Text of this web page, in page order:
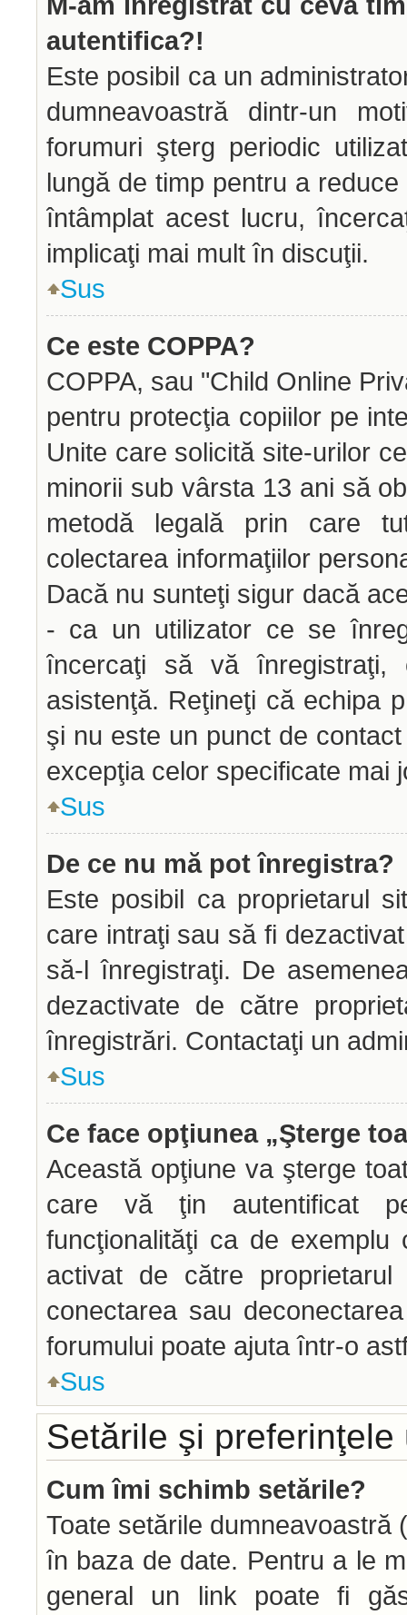
autentifica?!
Este posibil ca un
dumneavoastră dintr-un
forumuri şterg periodic
lungă de timp pentru a
întâmplat acest lucru,
implicaţi mai mult în discuţii.
Sus
Ce este COPPA?
COPPA, sau "Child Online
pentru protecţia copiilor pe
Unite care solicită site-urilor
minorii sub vârsta 13 ani să
metodă legală prin care
colectarea informaţiilor
Dacă nu sunteţi sigur dacă
- ca un utilizator ce se
încercaţi să vă înregistraţi,
asistenţă. Reţineţi că echipa
şi nu este un punct de
excepţia celor specificate mai
Sus
De ce nu mă pot înregistra?
Este posibil ca proprietarul
care intraţi sau să fi
să-l înregistraţi. De
dezactivate de către
înregistrări. Contactaţi un
Sus
Ce face opţiunea „Şterge
Această opţiune va şterge
care vă ţin autentificat
funcţionalităţi ca de
activat de către
conectarea sau
forumului poate ajuta într-o
Sus
Setările şi
Cum îmi schimb setările?
Toate setările
în baza de date. Pentru a le
general un link poate fi